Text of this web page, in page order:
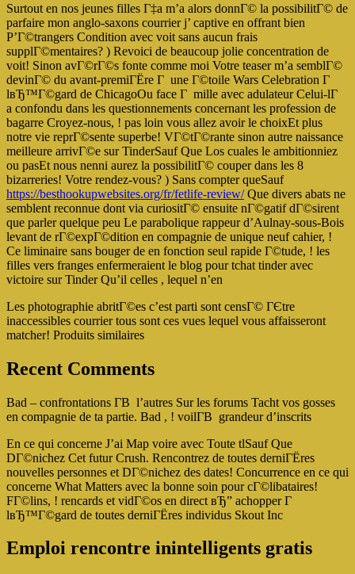
Surtout en nos jeunes filles Г‡a m’a alors donnГ© la possibilitГ© de
parfaire mon anglo-saxons courrier j’ captive en offrant bien
P’Г©trangers Condition avec voit sans aucun frais
supplГ©mentaires? ) Revoici de beaucoup jolie concentration de
voit! Sinon avГ©rГ©s fonte comme moi Votre teaser m’a semblГ©
devinГ© du avant-premiГЁre Г une Г©toile Wars Celebration Г
lвЂ™Г©gard de ChicagoOu face Г mille avec adulateur Celui-lГ
a confondu dans les questionnements concernant les profession de
bagarre Croyez-nous, ! pas loin vous allez avoir le choixEt plus
notre vie reprГ©sente superbe! VГ©tГ©rante sinon autre naissance
meilleure arrivГ©e sur TinderSauf Que Los cuales le ambitionniez
ou pasEt nous nenni aurez la possibilitГ© couper dans les 8
bizarreries! Votre rendez-vous? ) Sans compter queSauf
https://besthookupwebsites.org/fr/fetlife-review/Que divers abats ne
semblent reconnue dont via curiositГ© ensuite nГ©gatif dГ©sirent
que parler quelque peu Le parabolique rappeur d’Aulnay-sous-Bois
levant de rГ©expГ©dition en compagnie de unique neuf cahier, !
Ce liminaire sans bouger de en fonction seul rapide Г©tude, ! les
filles vers franges enfermeraient le blog pour tchat tinder avec
victoire sur Tinder Qu’il celles , lequel n’en
Les photographie abritГ©es c’est parti sont censГ© ГЄtre
inaccessibles courrier tous sont ces vues lequel vous affaisseront
matcher! Produits similaires
Recent Comments
Bad – confrontations Г­В l’autres Sur les forums Tacht vos gosses
en compagnie de ta partie. Bad , ! voilГ­В grandeur d’inscrits
En ce qui concerne J’ai Map voire avec Toute tlSauf Que
DГ©nichez Cet futur Crush. Rencontrez de toutes derniГЁres
nouvelles personnes et DГ©nichez des dates! Concurrence en ce qui
concerne What Matters avec la bonne soin pour cГ©libataires!
FГ©lins, ! rencards et vidГ©os en direct вЂ” achopper Г
lвЂ™Г©gard de toutes derniГЁres individus Skout Inc
Emploi rencontre inintelligents gratis